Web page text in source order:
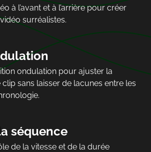
à l’avant et à l’arrière pour créer
surréalistes.
ondulation pour ajuster la
sans laisser de lacunes entre les
séquence
de la vitesse et de la durée